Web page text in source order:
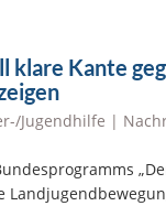
klare Kante
Jugendhilfe |